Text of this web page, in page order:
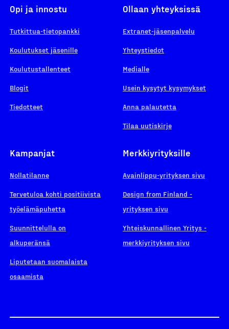
Opi ja innostu
Tutkittua-tietopankki
Koulutukset jäsenille
Koulutustallenteet
Blogit
Tiedotteet
Ollaan yhteyksissä
Extranet-jäsenpalvelu
Yhteystiedot
Medialle
Usein kysytyt kysymykset
Anna palautetta
Tilaa uutiskirje
Kampanjat
Nollatilanne
Tervetuloa kohti positiivista
työelämäpuhetta
Suunnittelulla on
alkuperänsä
Liputetaan suomalaista
osaamista
Merkkiyrityksille
Avainlippu-yrityksen sivu
Design from Finland -
yrityksen sivu
Yhteiskunnallinen Yritys -
merkkiyrityksen sivu